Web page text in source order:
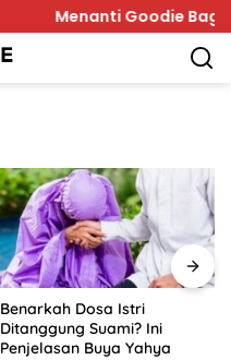
Menanti Goodie Bag HUT
Benarkah Dosa Istri
Ditanggung Suami? Ini
Penjelasan Buya Yahya